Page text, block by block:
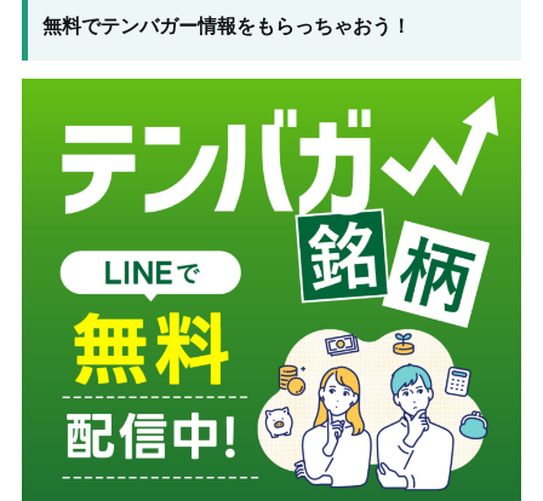
無料でテンバガー情報をもらっちゃおう！